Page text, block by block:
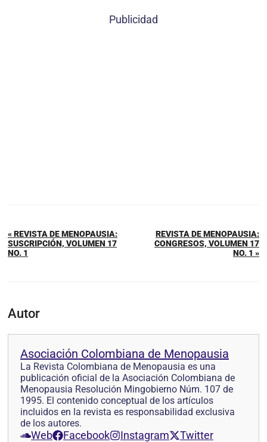
Publicidad
« REVISTA DE MENOPAUSIA:
SUSCRIPCIÓN, VOLUMEN 17
NO. 1
REVISTA DE MENOPAUSIA:
CONGRESOS, VOLUMEN 17
NO. 1 »
Autor
Asociación Colombiana de Menopausia
La Revista Colombiana de Menopausia es una
publicación oficial de la Asociación Colombiana de
Menopausia Resolución Mingobierno Núm. 107 de
1995. El contenido conceptual de los artículos
incluidos en la revista es responsabilidad exclusiva
de los autores.
Web Facebook Instagram Twitter